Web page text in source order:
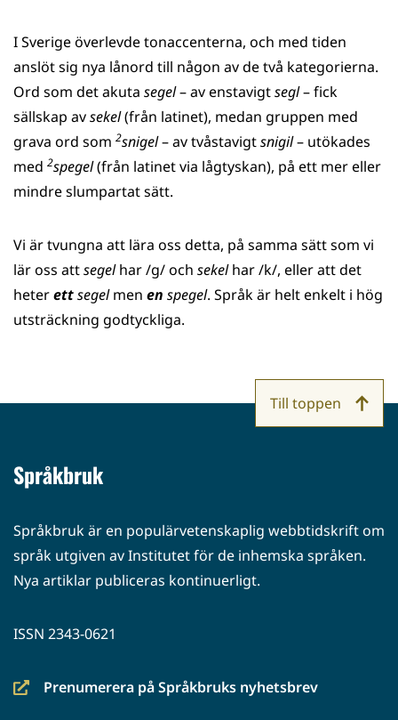
I Sverige överlevde tonaccenterna, och med tiden
anslöt sig nya lånord till någon av de två kategorierna.
Ord som det akuta segel– av enstavigtsegl– fick
sällskap avsekel(från latinet), medan gruppen med
grava ord som 2snigel– av tvåstavigtsnigil– utökades
med 2spegel(från latinet via lågtyskan), på ett mer eller
mindre slumpartat sätt.
Vi är tvungna att lära oss detta, på samma sätt som vi
lär oss attsegelhar /ɡ/ och sekelhar /k/, eller att det
heterettsegelmen en spegel. Språk är helt enkelt i hög
utsträckning godtyckliga.
Språkbruk
Språkbruk är en populärvetenskaplig webbtidskrift om
språk utgiven av Institutet för de inhemska språken.
Nya artiklar publiceras kontinuerligt.
ISSN 2343-0621
Prenumerera på Språkbruks nyhetsbrev
(siirryt
Till toppen